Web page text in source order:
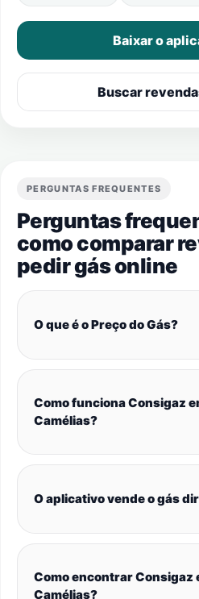
Baixar o
Buscar
PERGUNTAS FREQUENTES
Perguntas
como comparar
pedir gás online
O que é o Preço do Gás?
Como funciona Consigaz
Camélias?
O aplicativo vende o gás
Como encontrar Consigaz
Camélias?